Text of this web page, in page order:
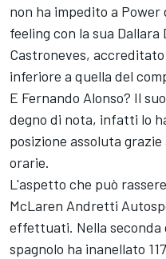
non ha impedito a
feeling con la sua Dallara
Castroneves,
inferiore a quella del
E Fernando Alonso? Il
degno di nota, infatti lo
posizione assoluta grazie
orarie.
L'aspetto che può
McLaren Andretti
effettuati. Nella seconda
spagnolo ha inanellato